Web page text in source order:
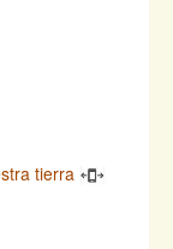
tierra